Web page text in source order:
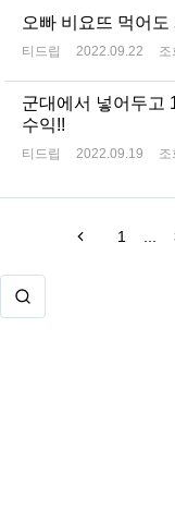
오빠 비요뜨 먹어도
티드립 2022.09.22 조
군대에서 넣어두고
수익!!
티드립 2022.09.19 조
1 ...